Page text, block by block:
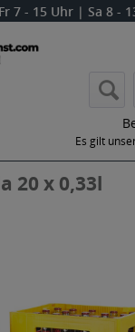
7 - 15 Uhr | Sa 8 -
Es gilt
20 x 0,33l